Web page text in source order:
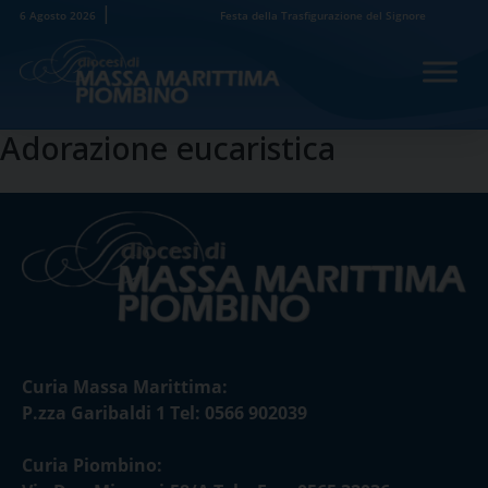
Skip
content
6 Agosto 2026 Festa della Trasfigurazione del Signore
Adorazione eucaristica
Curia Massa Marittima:
P.zza Garibaldi 1 Tel: 0566 902039
Curia Piombino: